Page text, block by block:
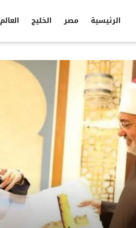
الرئيسية مصر الخليج العالم